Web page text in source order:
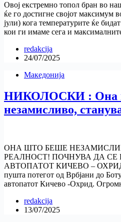
Овој екстремно топол бран во
ќе го достигне својот максимум
јули) кога температурите ќе
кои ги имаме сега и
redakcija
24/07/2025
Македонија
НИКОЛОСКИ : Она
незамисливо,
ОНА ШТО БЕШЕ
РЕАЛНОСТ! ПОЧНУВА ДА СЕ
АВТОПАТОТ КИЧЕВО – ОХРИД
пушта потегот од Врбјани до
автопатот Кичево -Охрид.
redakcija
13/07/2025